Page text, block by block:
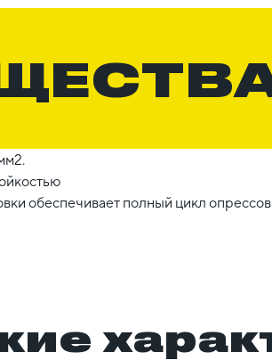
обеспечивает полный цикл